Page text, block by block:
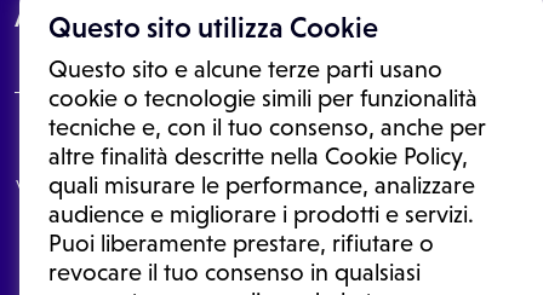
Questo sito utilizza Cookie
Questo sito e alcune terze parti usano
cookie o tecnologie simili per funzionalità
tecniche e, con il tuo consenso, anche per
altre finalità descritte nella Cookie Policy,
quali misurare le performance, analizzare
audience e migliorare i prodotti e servizi.
Puoi liberamente prestare, rifiutare o
revocare il tuo consenso in qualsiasi
About
Le informazioni proposte in questo sito non sono un consulto medico.
In nessun caso, queste informazioni sostituiscono un consulto, una
visita o una diagnosi formulata dal medico. Non si devono considerare
le informazioni disponibili come suggerimenti per la formulazione di
una diagnosi, la determinazione di un trattamento o l'assunzione o
sospensione di un farmaco senza prima consultare un medico di
medicina generale o uno specialista.